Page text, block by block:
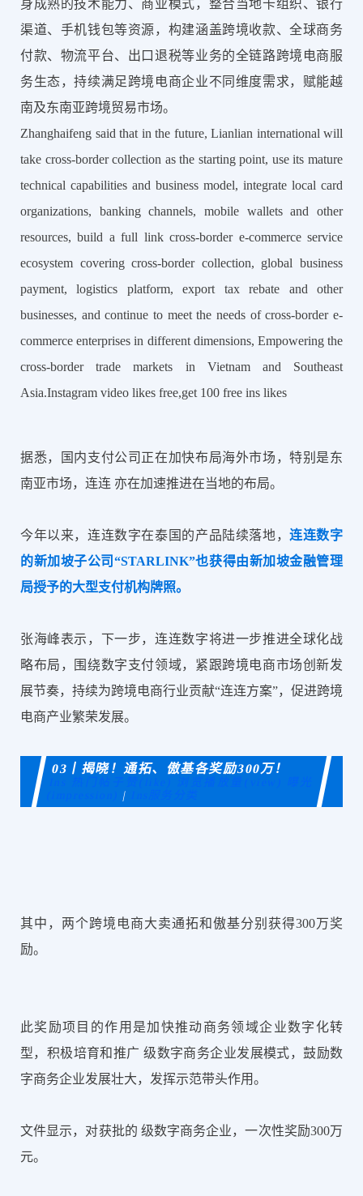
身成熟的技术能力、商业模式，整合当地卡组织、银行
渠道、手机钱包等资源，构建涵盖跨境收款、全球商务
付款、物流平台、出口退税等业务的全链路跨境电商服
务生态，持续满足跨境电商企业不同维度需求，赋能越
南及东南亚跨境贸易市场。
Zhanghaifeng said that in the future, Lianlian international will
take cross-border collection as the starting point, use its mature
technical capabilities and business model, integrate local card
organizations, banking channels, mobile wallets and other
resources, build a full link cross-border e-commerce service
ecosystem covering cross-border collection, global business
payment, logistics platform, export tax rebate and other
businesses, and continue to meet the needs of cross-border e-
commerce enterprises in different dimensions, Empowering the
cross-border trade markets in Vietnam and Southeast
Asia.Instagram video likes free,get 100 free ins likes
据悉，国内支付公司正在加快布局海外市场，特别是东
南亚市场，连连 亦在加速推进在当地的布局。
今年以来，连连数字在泰国的产品陆续落地，连连数字
的新加坡子公司“STARLINK”也获得由新加坡金融管理
局授予的大型支付机构牌照。
张海峰表示，下一步，连连数字将进一步推进全球化战
略布局，围绕数字支付领域，紧跟跨境电商市场创新发
展节奏，持续为跨境电商行业贡献“连连方案”，促进跨境
电商产业繁荣发展。
03丨揭晓！通拓、傲基各奖励300万！
|
其中，两个跨境电商大卖通拓和傲基分别获得300万奖
励。
此奖励项目的作用是加快推动商务领域企业数字化转
型，积极培育和推广 级数字商务企业发展模式，鼓励数
字商务企业发展壮大，发挥示范带头作用。
文件显示，对获批的 级数字商务企业，一次性奖励300万
元。